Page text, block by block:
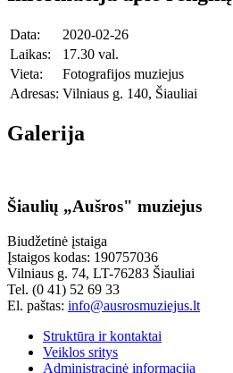
Data:
2020-02-26
Laikas:
17.30 val.
Vieta:
Fotografijos muziejus
Adresas: Vilniaus g. 140, Šiauliai
Galerija
Šiaulių „Aušros" muziejus
Biudžetinė įstaiga
Įstaigos kodas: 190757036
Vilniaus g. 74, LT-76283 Šiauliai
Tel. (0 41) 52 69 33
El. paštas: info@ausrosmuziejus.lt
Struktūra ir kontaktai
Veiklos sritys
Administracinė informacija